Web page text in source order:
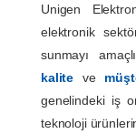
Unigen
elektronik
sunmayı
kalite ve
genelindeki iş
teknoloji